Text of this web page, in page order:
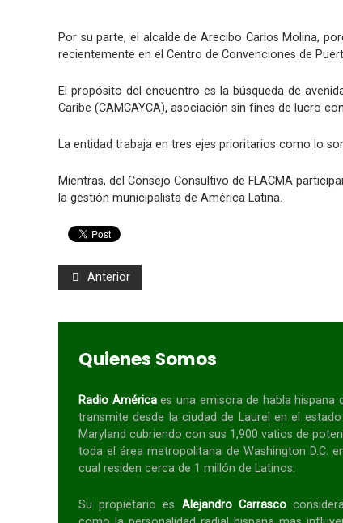
Por su parte, el alcalde de Arecibo Carlos Molina,
recientemente en el Centro de Convenciones de
El propósito del encuentro es la búsqueda de
Caribe (CAMCAYCA), asociación sin fines de lucro
La entidad trabaja en tres ejes prioritarios como lo
Mientras, del Consejo Consultivo de FLACMA
la gestión municipalista de América Latina.
Anterior
Quienes Somos
Radio Américaes una emisora de habla hispana
transmite desde la ciudad de Laurel en el
Maryland cubriendo con sus 1,900 vatios de
toda el área metropolitana de Washington D.C.
cual residen cerca de 1 millón de Latinos.
Su propietario es Alejandro Carrasco